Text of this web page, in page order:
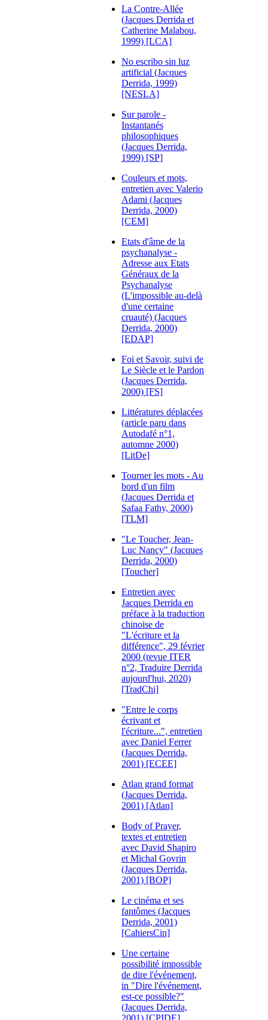
La Contre-Allée
(Jacques Derrida et
Catherine Malabou,
1999) [LCA]
No escribo sin luz
artificial (Jacques
Derrida, 1999)
[NESLA]
Sur parole -
Instantanés
philosophiques
(Jacques Derrida,
1999) [SP]
Couleurs et mots,
entretien avec Valerio
Adami (Jacques
Derrida, 2000)
[CEM]
Etats d'âme de la
psychanalyse -
Adresse aux Etats
Généraux de la
Psychanalyse
(L'impossible au-delà
d'une certaine
cruauté) (Jacques
Derrida, 2000)
[EDAP]
Foi et Savoir, suivi de
Le Siècle et le Pardon
(Jacques Derrida,
2000) [FS]
Littératures déplacées
(article paru dans
Autodafé n°1,
automne 2000)
[LitDe]
Tourner les mots - Au
bord d'un film
(Jacques Derrida et
Safaa Fathy, 2000)
[TLM]
"Le Toucher, Jean-
Luc Nancy" (Jacques
Derrida, 2000)
[Toucher]
Entretien avec
Jacques Derrida en
préface à la traduction
chinoise de
"L'écriture et la
différence", 29 février
2000 (revue ITER
n°2, Traduire Derrida
aujourd'hui, 2020)
[TradChi]
"Entre le corps
écrivant et
l'écriture...", entretien
avec Daniel Ferrer
(Jacques Derrida,
2001) [ECEE]
Atlan grand format
(Jacques Derrida,
2001) [Atlan]
Body of Prayer,
textes et entretien
avec David Shapiro
et Michal Govrin
(Jacques Derrida,
2001) [BOP]
Le cinéma et ses
fantômes (Jacques
Derrida, 2001)
[CahiersCin]
Une certaine
possibilité impossible
de dire l'événement,
in "Dire l'événement,
est-ce possible?"
(Jacques Derrida,
2001) [CPIDE]